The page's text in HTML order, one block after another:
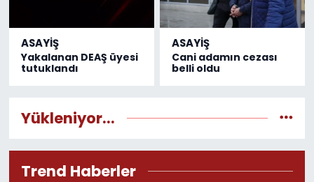
ASAYİŞ
Yakalanan DEAŞ üyesi
tutuklandı
ASAYİŞ
Cani adamın cezası
belli oldu
Yükleniyor...
Trend Haberler